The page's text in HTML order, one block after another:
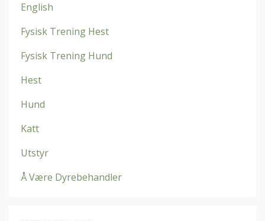
English
Fysisk Trening Hest
Fysisk Trening Hund
Hest
Hund
Katt
Utstyr
Å Være Dyrebehandler